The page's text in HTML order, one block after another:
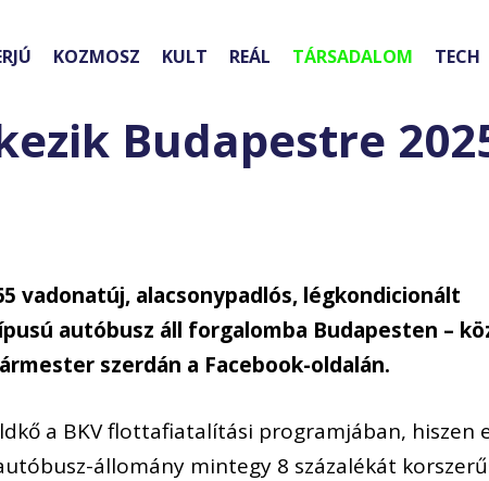
KOZMOSZ KULT REÁL TÁRSADALOM TECH
Budapestre
vadonatúj, alacsonypadlós, légkondicionált
autóbusz áll forgalomba Budapesten –
szerdán a Facebook-oldalán.
a BKV flottafiatalítási programjában, hiszen
állomány mintegy 8 százalékát